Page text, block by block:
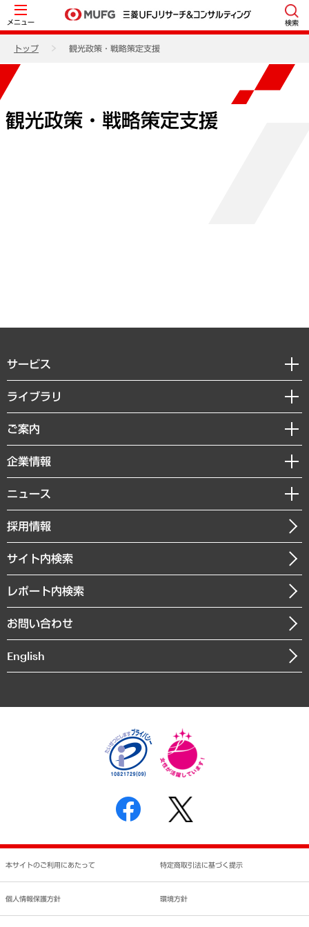
メニュー 検索
トップ 観光政策・戦略策定支援
観光政策・戦略策定支援
サービス
経営戦略
組織・人事戦略
デジタルイノベーション
共生・ダイバーシティ
GRC（ガバナンス・リスク・コンプライアンス）・防災（政策）
経済・産業・雇用・労働
まちづくり・観光・交通・スポーツ・スマートシティ
自然資源・農林水産業・食料システム
ライブラリ
経済調査
レポート
コラム
経営用語集
受託・受注実績（官公庁関連）
メディア掲載・出演
ご案内
セミナー・イベント情報
MUFGビジネスセミナー
受託案件情報
企業情報
私たちの想い
社長メッセージ
会社概要
沿革
組織図・本部部室紹介
インドネシア現地法人
個人情報保護方針
反社会的勢力に対する基本方針
書面による個人情報の開示等の請求の手続きについて
ニュース
ニュースリリース
お知らせ
採用情報
サイト内検索
レポート内検索
お問い合わせ
English
本サイトのご利用にあたって 特定商取引法に基づく提示
個人情報保護方針 環境方針